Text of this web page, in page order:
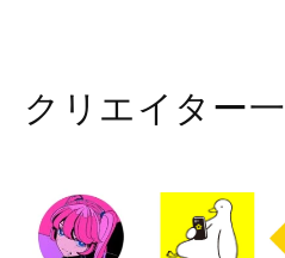
クリエイター